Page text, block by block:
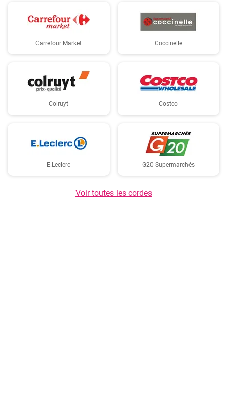
Carrefour Market Coccinelle
Colruyt Costco
E.Leclerc G20 Supermarchés
Voir toutes les cordes